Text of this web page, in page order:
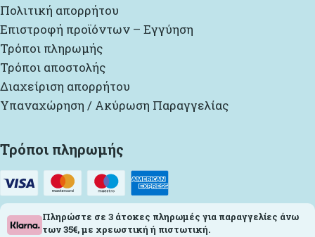
Πολιτική απορρήτου
Επιστροφή προϊόντων – Εγγύηση
Τρόποι πληρωμής
Τρόποι αποστολής
Διαχείριση απορρήτου
Υπαναχώρηση / Ακύρωση Παραγγελίας
Τρόποι πληρωμής
Πληρώστε σε 3 άτοκες πληρωμές για παραγγελίες άνω
των 35€, με χρεωστική ή πιστωτική.